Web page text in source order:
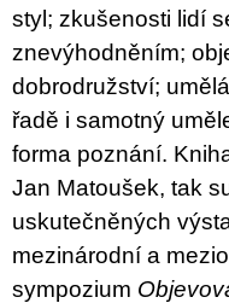
styl; zkušenosti lidí
znevýhodněním;
dobrodružství;
řadě i samotný
forma poznání.
Jan Matoušek, tak
uskutečněných
mezinárodní a
sympozium